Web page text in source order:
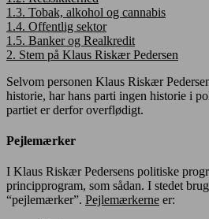
1.3. Tobak, alkohol og cannabis
1.4. Offentlig sektor
1.5. Banker og Realkredit
2. Stem på Klaus Riskær Pedersen
Selvom personen Klaus Riskær
historie, har hans parti ingen historie i
partiet er derfor overflødigt.
Pejlemærker
I Klaus Riskær Pedersens politiske
principprogram, som sådan. I stedet
“pejlemærker”. Pejlemærkerne er: